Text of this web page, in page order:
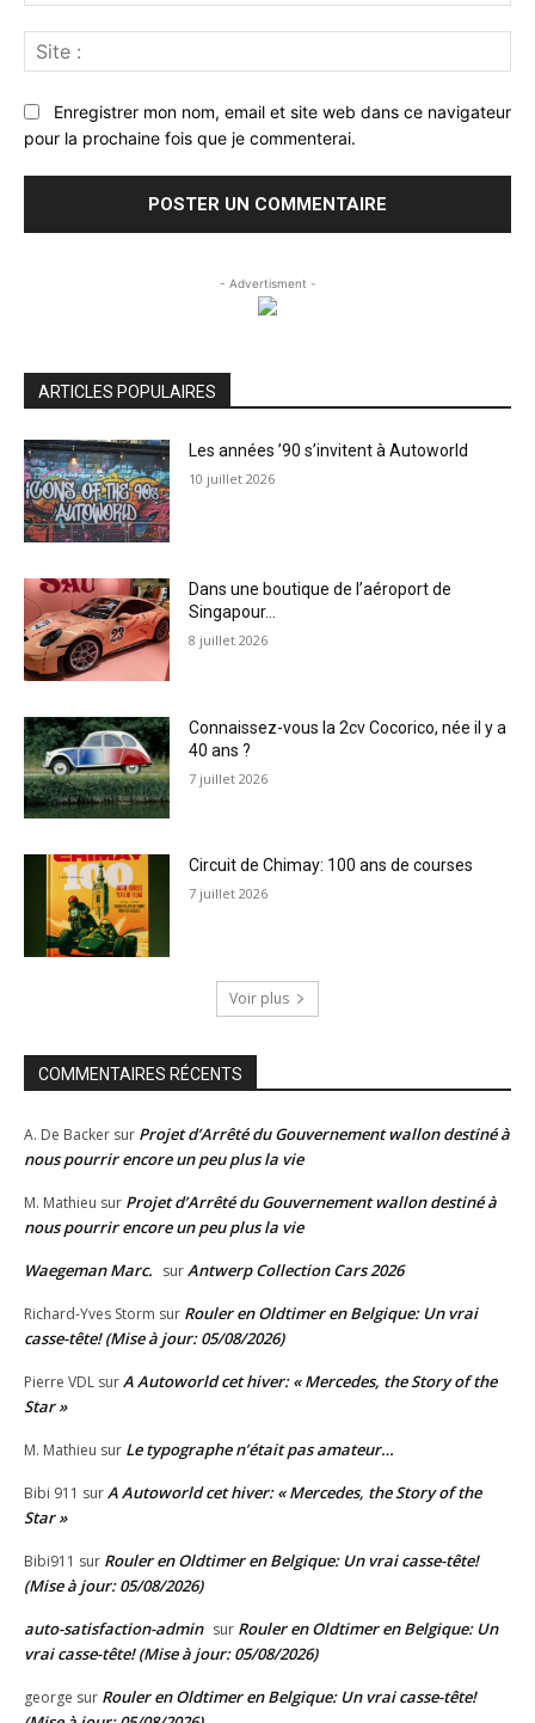
:
Enregistrer mon nom, email et site web dans ce navigateur
pour la prochaine fois que je commenterai.
- Advertisment -
ARTICLES POPULAIRES
Les années ’90 s’invitent à Autoworld
10 juillet 2026
Dans une boutique de l’aéroport de
Singapour…
8 juillet 2026
Connaissez-vous la 2cv Cocorico, née il y a
40 ans ?
7 juillet 2026
Circuit de Chimay: 100 ans de courses
7 juillet 2026
Voir plus
COMMENTAIRES RÉCENTS
A. De Backer sur Projet d’Arrêté du Gouvernement wallon destiné à
nous pourrir encore un peu plus la vie
M. Mathieu sur Projet d’Arrêté du Gouvernement wallon destiné à
nous pourrir encore un peu plus la vie
Waegeman Marc. surAntwerp Collection Cars 2026
Richard-Yves Storm sur Rouler en Oldtimer en Belgique: Un vrai
casse-tête! (Mise à jour: 05/08/2026)
Pierre VDL surA Autoworld cet hiver: « Mercedes, the Story of the
Star »
M. Mathieu sur Le typographe n’était pas amateur…
Bibi 911 surA Autoworld cet hiver: « Mercedes, the Story of the
Star »
Bibi911 sur Rouler en Oldtimer en Belgique: Un vrai casse-tête!
(Mise à jour: 05/08/2026)
auto-satisfaction-admin sur Rouler en Oldtimer en Belgique: Un
vrai casse-tête! (Mise à jour: 05/08/2026)
george sur Rouler en Oldtimer en Belgique: Un vrai casse-tête!